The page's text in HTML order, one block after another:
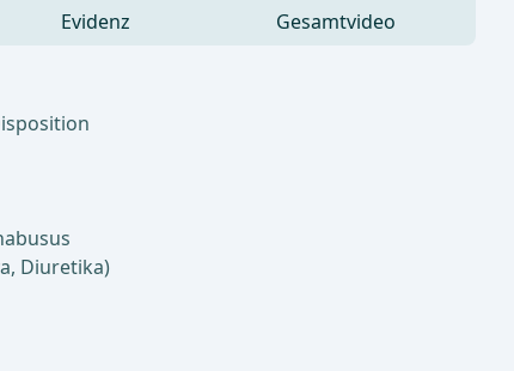
Evidenz Gesamtvideo
Diuretika)